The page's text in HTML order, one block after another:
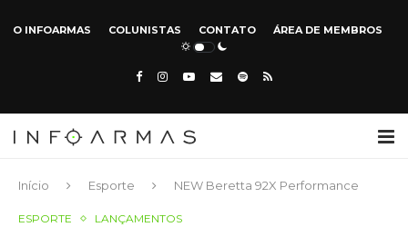
O INFOARMAS COLUNISTAS CONTATO ÁREA DE MEMBROS
Início Esporte NEW Beretta 92X Performance
ESPORTE LANÇAMENTOS